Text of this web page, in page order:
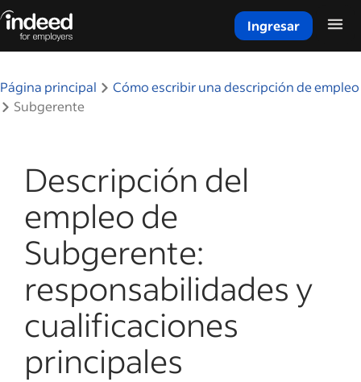
Ingresar
Página principal
Cómo escribir una descripción de empleo
Subgerente
Descripción del
empleo de
Subgerente:
responsabilidades y
cualificaciones
principales